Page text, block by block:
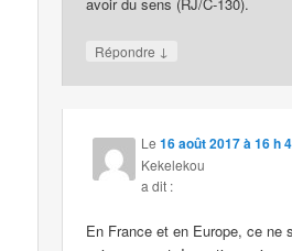
avoir du sens (RJ/C-130).
Répondre ↓
Le16 août 2017 à 16 h
Kekelekou
a dit :
En France et en Europe, ce ne